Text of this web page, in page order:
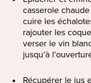
casserole
cuire les
rajouter les
verser le vin
jusqu’à
Récupérer le jus